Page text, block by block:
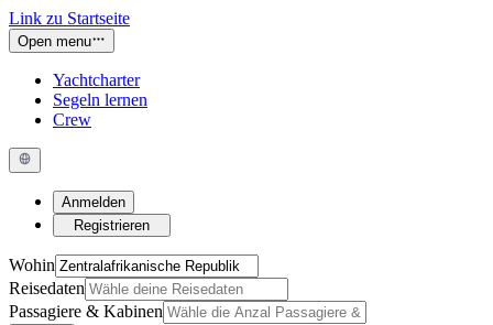
Link zu Startseite
Open menu
Yachtcharter
Segeln lernen
Crew
Anmelden
Registrieren
Wohin
Reisedaten
Passagiere & Kabinen